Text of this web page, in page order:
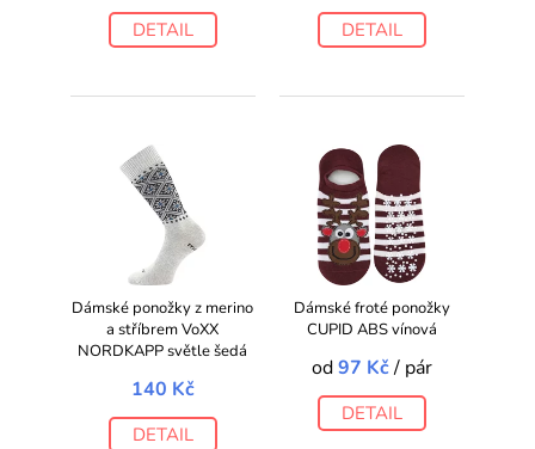
DETAIL DETAIL
Dámské ponožky z merino
a stříbrem VoXX
NORDKAPP světle šedá
140 Kč
DETAIL
Dámské froté ponožky
CUPID ABS vínová
od97 Kč/ pár
DETAIL